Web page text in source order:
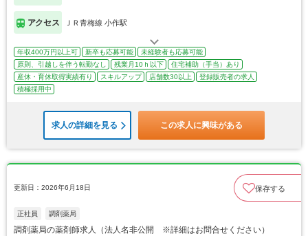
アクセス ＪＲ青梅線 小作駅
年収400万円以上可 新卒も応募可能
未経験者も応募可能
原則、引越しを伴う転勤なし
残業月10ｈ以下
住宅補助（手当）あり
産休・育休取得実績有り
スキルアップ 店舗数30以上
登録販売者の求人
積極採用中
求人の詳細を見る この求人に興味がある
更新日：2026年6月18日 保存する
正社員 調剤薬局
調剤薬局の薬剤師求人（法人名非公開 ※詳細はお問合せください）